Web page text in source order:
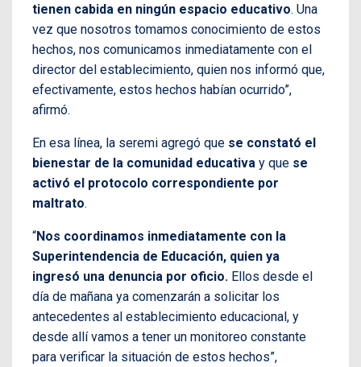
tienen cabida en ningún espacio educativo. Una
vez que nosotros tomamos conocimiento de estos
hechos, nos comunicamos inmediatamente con el
director del establecimiento, quien nos informó que,
efectivamente, estos hechos habían ocurrido”,
afirmó.
En esa línea, la seremi agregó que se constató el
bienestar de la comunidad educativa y que se
activó el protocolo correspondiente por
maltrato.
“Nos coordinamos inmediatamente con la
Superintendencia de Educación, quien ya
ingresó una denuncia por oficio. Ellos desde el
día de mañana ya comenzarán a solicitar los
antecedentes al establecimiento educacional, y
desde allí vamos a tener un monitoreo constante
para verificar la situación de estos hechos”,